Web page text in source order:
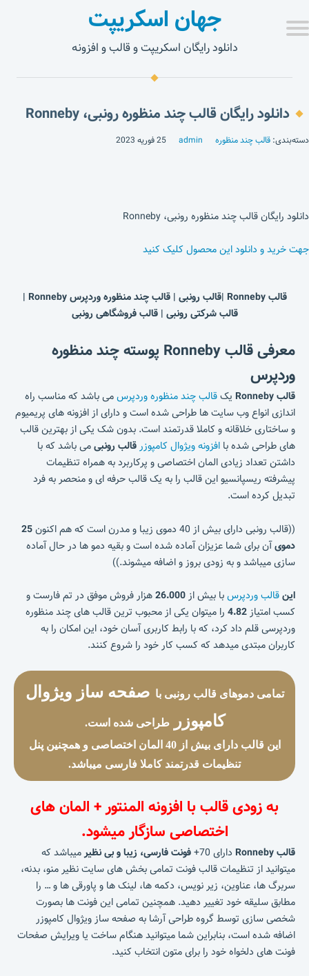
جهان اسکریپت
دانلود رایگان اسکریپت و قالب و افزونه
دانلود رایگان قالب چند منظوره رونبی، Ronneby
دسته‌بندی: قالب چند منظوره admin 25 فوریه 2023
دانلود رایگان قالب چند منظوره رونبی، Ronneby
جهت خرید و دانلود این محصول کلیک کنید
قالب Ronneby |قالب رونبی | قالب چند منظوره وردپرس Ronneby |
قالب شرکتی رونبی | قالب فروشگاهی رونبی
معرفی قالب Ronneby پوسته چند منظوره
وردپرس
قالب Ronneby یکقالب چند منظوره وردپرسمی باشد که مناسب راه
اندازی انواع وب سایت ها طراحی شده است و دارای از افزونه های پریمیوم
و ساختاری خلاقانه و کاملا قدرتمند است. بدون شک یکی از بهترین قالب
های طراحی شده با افزونه ویژوال کامپوزرقالب رونبیمی باشد که با
داشتن تعداد زیادی المان اختصاصی و پرکاربرد به همراه تنظیمات
پیشرفته ریسپانسیو این قالب را به یک قالب حرفه ای و منحصر به فرد
تبدیل کرده است.
((قالب رونبی دارای بیش از 40 دموی زیبا و مدرن است که هم اکنون
25
دمویآن برای شما عزیزان آماده شده است و بقیه دمو ها در حال آماده
سازی میباشد و به زودی بروز و اضافه میشوند.))
اینقالب وردپرسبا بیش از26.000هزار فروش موفق در تم فارست و
کسب امتیاز4.82 را میتوان یکی از محبوب ترین قالب های چند منظوره
وردپرسی قلم داد کرد، که با رابط کاربری آسان خود، این امکان را به
کاربران مبتدی میدهد که کسب کار خود را شروع کنند.
تمامی دموهای قالب رونبی باصفحه ساز ویژوال
کامپوزرطراحی شده است.
این قالب دارای بیش از 40 المان اختصاصی و همچنین پنل
تنظیمات قدرتمند کاملا فارسی میباشد.
به زودی قالب با افزونه المنتور + المان های
اختصاصی سازگار میشود.
قالب Ronneby دارای 70+ فونت فارسی، زیبا و بی نظیرمیباشد که
میتوانید از تنظیمات قالب فونت تمامی بخش های سایت نظیر منو، بدنه،
سربرگ ها، عناوین، زیر نویس، دکمه ها، لینک ها و پاورقی ها و … را
مطابق سلیقه خود تغییر دهید. همچنین تمامی این فونت ها بصورت
شخصی سازی توسط گروه طراحی آرشا به صفحه ساز ویژوال کامپوزر
اضافه شده است، بنابراین شما میتوانید هنگام ساخت یا ویرایش صفحات
فونت های دلخواه خود را برای متون انتخاب کنید.